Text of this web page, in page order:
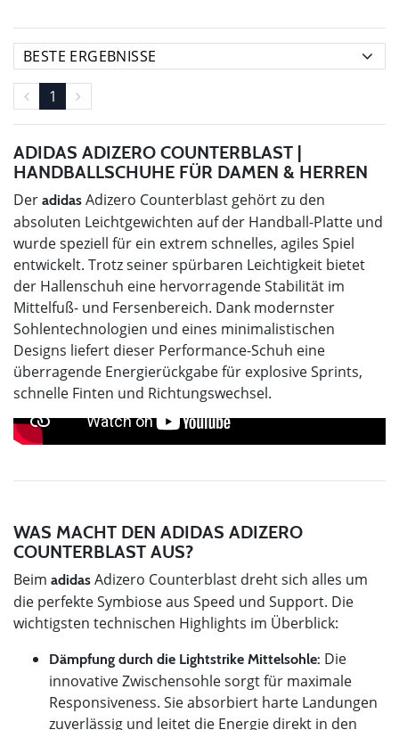
1
ADIDAS ADIZERO COUNTERBLAST |
HANDBALLSCHUHE FÜR DAMEN & HERREN
Der adidas Adizero Counterblast gehört zu den
absoluten Leichtgewichten auf der Handball-Platte und
wurde speziell für ein extrem schnelles, agiles Spiel
entwickelt. Trotz seiner spürbaren Leichtigkeit bietet
der Hallenschuh eine hervorragende Stabilität im
Mittelfuß- und Fersenbereich. Dank modernster
Sohlentechnologien und eines minimalistischen
Designs liefert dieser Performance-Schuh eine
überragende Energierückgabe für explosive Sprints,
schnelle Finten und Richtungswechsel.
WAS MACHT DEN ADIDAS ADIZERO
COUNTERBLAST AUS?
Beim adidas Adizero Counterblast dreht sich alles um
die perfekte Symbiose aus Speed und Support. Die
wichtigsten technischen Highlights im Überblick:
Dämpfung durch die Lightstrike Mittelsohle: Die
innovative Zwischensohle sorgt für maximale
Responsiveness. Sie absorbiert harte Landungen
zuverlässig und leitet die Energie direkt in den